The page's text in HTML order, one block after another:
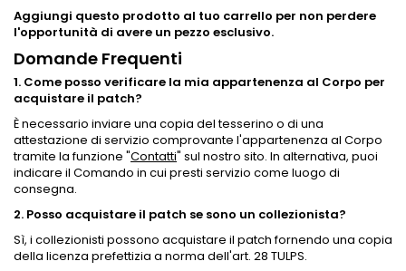
Aggiungi questo prodotto al tuo carrello per non perdere
l'opportunità di avere un pezzo esclusivo.
Domande Frequenti
1. Come posso verificare la mia appartenenza al Corpo per
acquistare il patch?
È necessario inviare una copia del tesserino o di una
attestazione di servizio comprovante l'appartenenza al Corpo
tramite la funzione "Contatti" sul nostro sito. In alternativa, puoi
indicare il Comando in cui presti servizio come luogo di
consegna.
2. Posso acquistare il patch se sono un collezionista?
Sì, i collezionisti possono acquistare il patch fornendo una copia
della licenza prefettizia a norma dell'art. 28 TULPS.